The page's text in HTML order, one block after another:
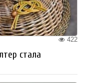
422
стала